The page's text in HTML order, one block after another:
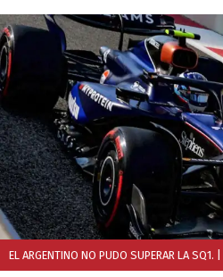
EL ARGENTINO NO PUDO SUPERAR LA SQ1.